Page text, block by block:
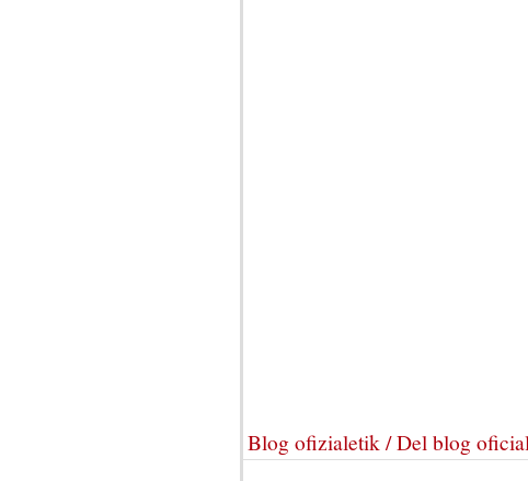
Blog ofizialetik / Del blog